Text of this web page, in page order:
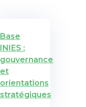
Base
INIES :
gouvernance
et
orientations
stratégiques